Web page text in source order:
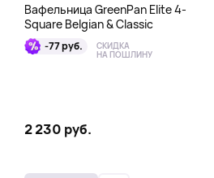
Вафельница GreenPan Elite 4-
Square Belgian & Classic
-77 руб. СКИДКА
НА ПОШЛИНУ
2 230 руб.